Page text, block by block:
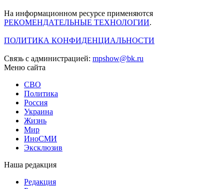
На информационном ресурсе применяются
РЕКОМЕНДАТЕЛЬНЫЕ ТЕХНОЛОГИИ.
ПОЛИТИКА КОНФИДЕНЦИАЛЬНОСТИ
Связь с администрацией: mpshow@bk.ru
Меню сайта
СВО
Политика
Россия
Украина
Жизнь
Мир
ИноСМИ
Эксклюзив
Наша редакция
Редакция